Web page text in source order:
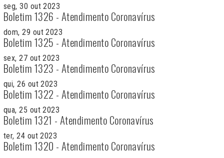
seg, 30 out 2023
Boletim 1326 - Atendimento Coronavírus
dom, 29 out 2023
Boletim 1325 - Atendimento Coronavírus
sex, 27 out 2023
Boletim 1323 - Atendimento Coronavírus
qui, 26 out 2023
Boletim 1322 - Atendimento Coronavírus
qua, 25 out 2023
Boletim 1321 - Atendimento Coronavírus
ter, 24 out 2023
Boletim 1320 - Atendimento Coronavírus